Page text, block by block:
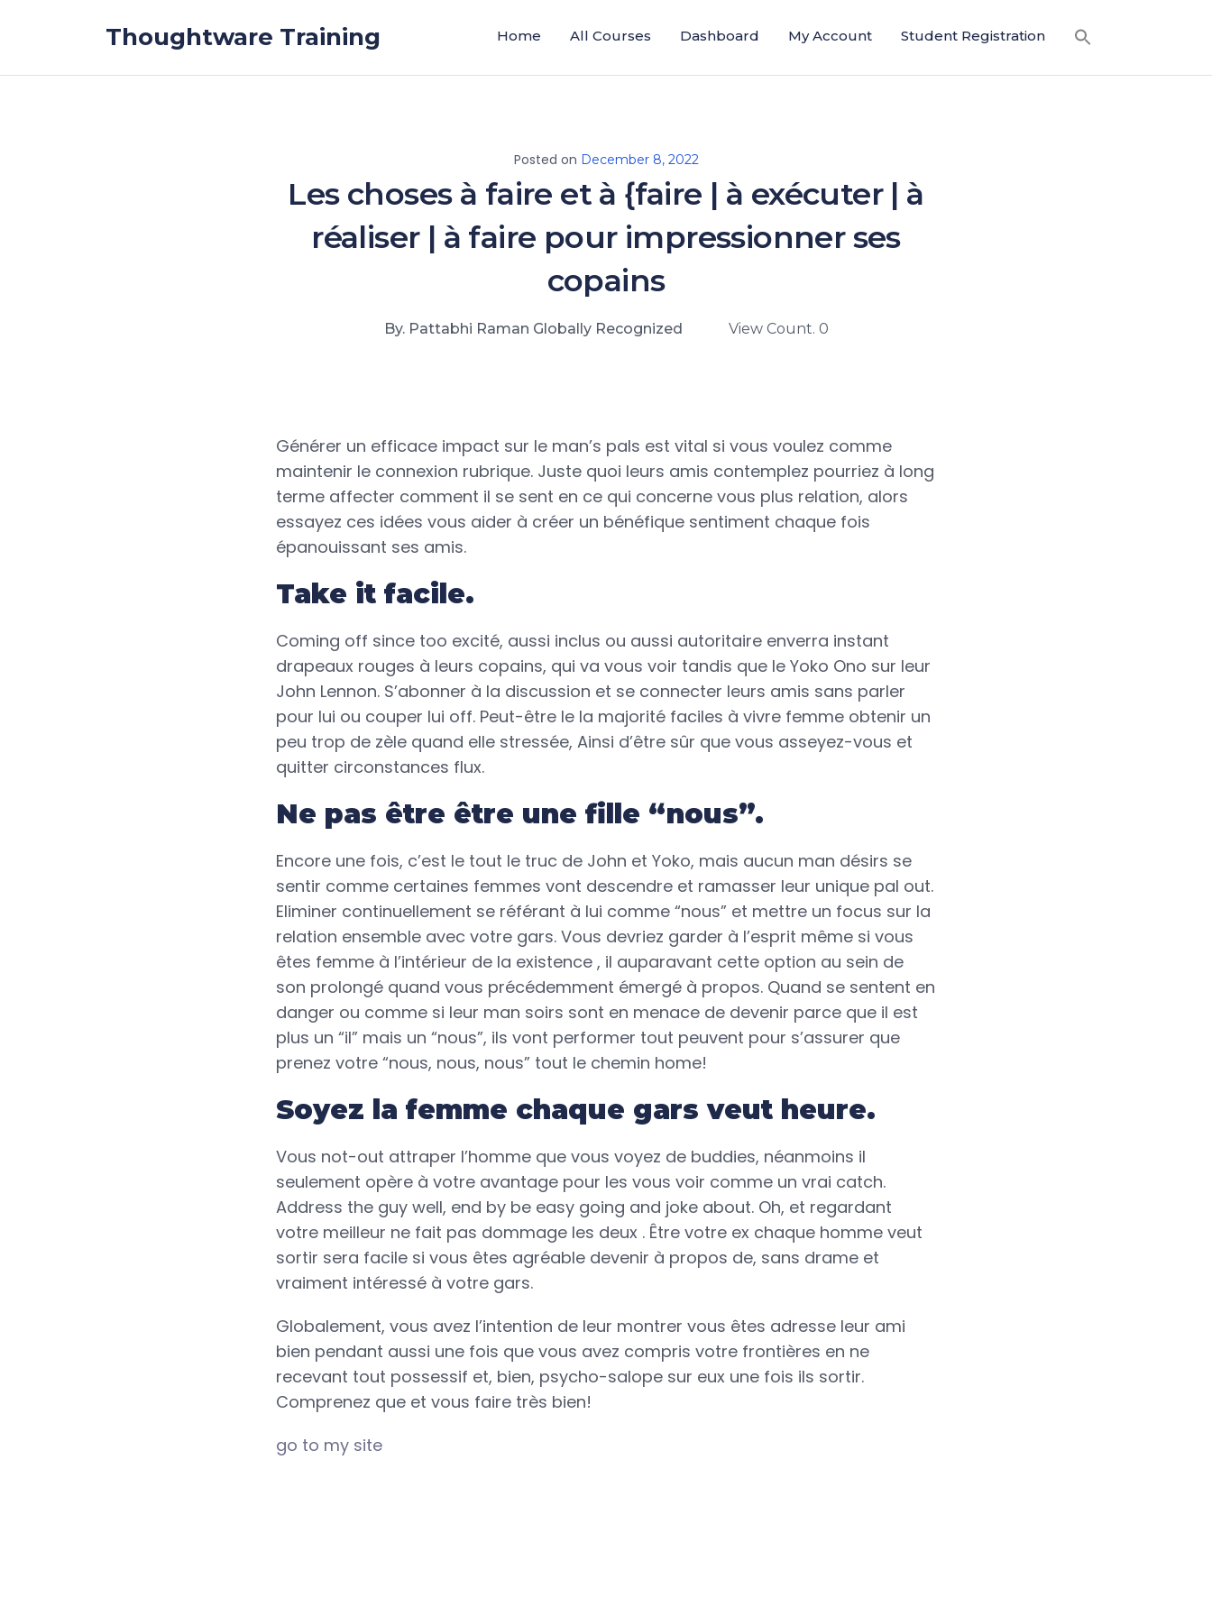
Thoughtware Training Home All Courses Dashboard My Account Student Registration
Posted on December 8, 2022
Les choses à faire et à {faire | à exécuter | à
réaliser | à faire pour impressionner ses
copains
By. Pattabhi Raman Globally Recognized View Count. 0
Générer un efficace impact sur le man’s pals est vital si vous voulez comme
maintenir le connexion rubrique. Juste quoi leurs amis contemplez pourriez à long
terme affecter comment il se sent en ce qui concerne vous plus relation, alors
essayez ces idées vous aider à créer un bénéfique sentiment chaque fois
épanouissant ses amis.
Take it facile.
Coming off since too excité, aussi inclus ou aussi autoritaire enverra instant
drapeaux rouges à leurs copains, qui va vous voir tandis que le Yoko Ono sur leur
John Lennon. S’abonner à la discussion et se connecter leurs amis sans parler
pour lui ou couper lui off. Peut-être le la majorité faciles à vivre femme obtenir un
peu trop de zèle quand elle stressée, Ainsi d’être sûr que vous asseyez-vous et
quitter circonstances flux.
Ne pas être être une fille “nous”.
Encore une fois, c’est le tout le truc de John et Yoko, mais aucun man désirs se
sentir comme certaines femmes vont descendre et ramasser leur unique pal out.
Eliminer continuellement se référant à lui comme “nous” et mettre un focus sur la
relation ensemble avec votre gars. Vous devriez garder à l’esprit même si vous
êtes femme à l’intérieur de la existence , il auparavant cette option au sein de
son prolongé quand vous précédemment émergé à propos. Quand se sentent en
danger ou comme si leur man soirs sont en menace de devenir parce que il est
plus un “il” mais un “nous”, ils vont performer tout peuvent pour s’assurer que
prenez votre “nous, nous, nous” tout le chemin home!
Soyez la femme chaque gars veut heure.
Vous not-out attraper l’homme que vous voyez de buddies, néanmoins il
seulement opère à votre avantage pour les vous voir comme un vrai catch.
Address the guy well, end by be easy going and joke about. Oh, et regardant
votre meilleur ne fait pas dommage les deux . Être votre ex chaque homme veut
sortir sera facile si vous êtes agréable devenir à propos de, sans drame et
vraiment intéressé à votre gars.
Globalement, vous avez l’intention de leur montrer vous êtes adresse leur ami
bien pendant aussi une fois que vous avez compris votre frontières en ne
recevant tout possessif et, bien, psycho-salope sur eux une fois ils sortir.
Comprenez que et vous faire très bien!
go to my site